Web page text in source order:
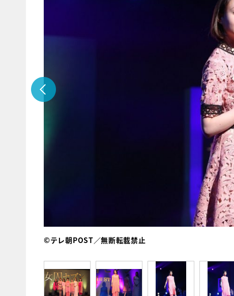
©テレ朝POST／無断転載禁止